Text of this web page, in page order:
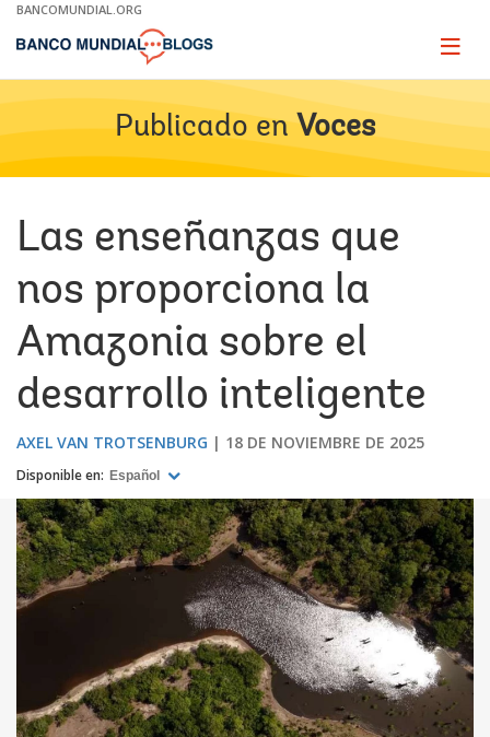
Skip
Main
BANCOMUNDIAL.ORG
Page
Publicado en Voces
Las enseñanzas que
nos proporciona la
Amazonia sobre el
desarrollo inteligente
AXEL VAN TROTSENBURG 18 DE NOVIEMBRE DE 2025
Disponible en: Español